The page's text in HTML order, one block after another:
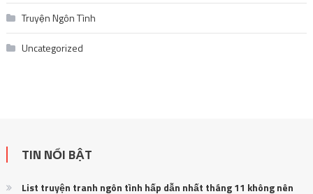
Truyện Ngôn Tình
Uncategorized
TIN NỔI BẬT
List truyện tranh ngôn tình hấp dẫn nhất tháng 11 không nên